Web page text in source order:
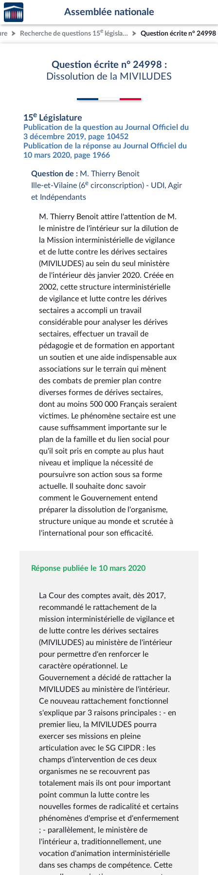
Aller au contenu
Aller en bas de la page
Accèder
à la
page
d'accueil
Assemblée nationale
Recherche de questions 15e législature Question écrite n° 24998
Question écrite n° 24998 :
Dissolution de la MIVILUDES
15e Législature
Publication de la question au Journal Officiel du
3 décembre 2019, page 10452
Publication de la réponse au Journal Officiel du
10 mars 2020, page 1966
Question de : M. Thierry Benoit
Ille-et-Vilaine (6e circonscription) - UDI, Agir
et Indépendants
M. Thierry Benoit attire l'attention de M.
le ministre de l'intérieur sur la dilution de
la Mission interministérielle de vigilance
et de lutte contre les dérives sectaires
(MIVILUDES) au sein du seul ministère
de l'intérieur dès janvier 2020. Créée en
2002, cette structure interministérielle
de vigilance et lutte contre les dérives
sectaires a accompli un travail
considérable pour analyser les dérives
sectaires, effectuer un travail de
pédagogie et de formation en apportant
un soutien et une aide indispensable aux
associations sur le terrain qui mènent
des combats de premier plan contre
diverses formes de dérives sectaires,
dont au moins 500 000 Français seraient
victimes. Le phénomène sectaire est une
cause suffisamment importante sur le
plan de la famille et du lien social pour
qu'il soit pris en compte au plus haut
niveau et implique la nécessité de
poursuivre son action sous sa forme
actuelle. Il souhaite donc savoir
comment le Gouvernement entend
préparer la dissolution de l'organisme,
structure unique au monde et scrutée à
l'international pour son efficacité.
Réponse publiée le 10 mars 2020
La Cour des comptes avait, dès 2017,
recommandé le rattachement de la
mission interministérielle de vigilance et
de lutte contre les dérives sectaires
(MIVILUDES) au ministère de l'intérieur
pour permettre d'en renforcer le
caractère opérationnel. Le
Gouvernement a décidé de rattacher la
MIVILUDES au ministère de l'intérieur.
Ce nouveau rattachement fonctionnel
s'explique par 3 raisons principales : - en
premier lieu, la MIVILUDES pourra
exercer ses missions en pleine
articulation avec le SG CIPDR : les
champs d'intervention de ces deux
organismes ne se recouvrent pas
totalement mais ils ont pour important
point commun la lutte contre les
nouvelles formes de radicalité et certains
phénomènes d'emprise et d'enfermement
; - parallèlement, le ministère de
l'intérieur a, traditionnellement, une
vocation d'animation interministérielle
dans ses champs de compétence. Cette